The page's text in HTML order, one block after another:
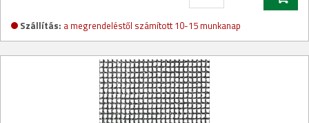
Szállítás: a megrendeléstől számított 10-15 munkanap